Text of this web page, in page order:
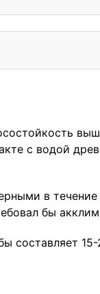
с водой
в течение
бы